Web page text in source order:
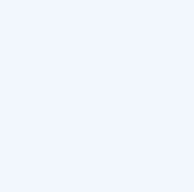
eğitim seni bekliyor!